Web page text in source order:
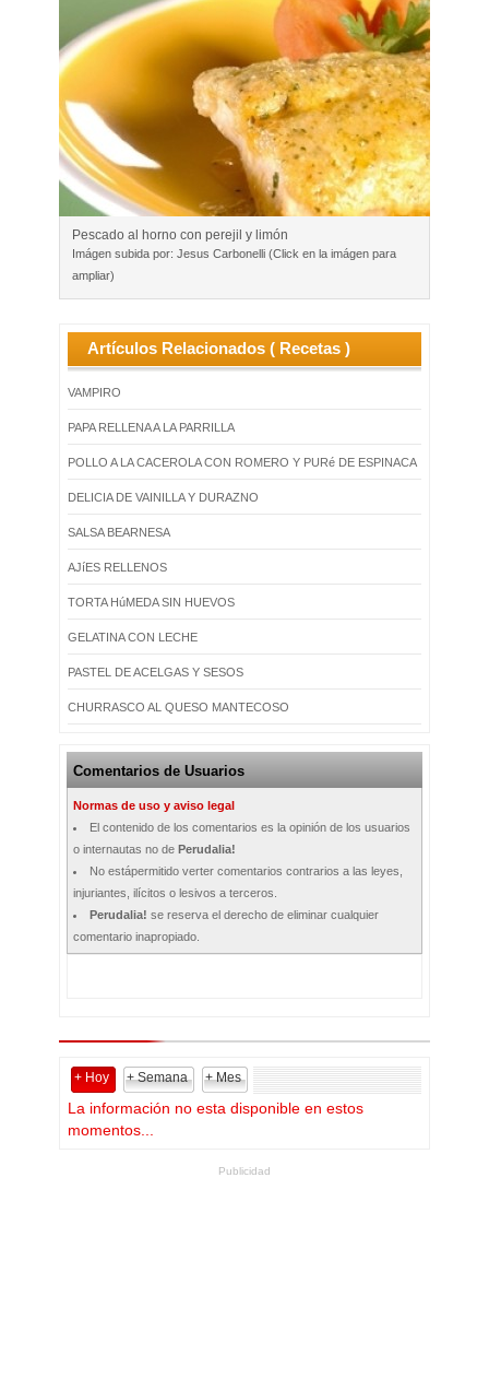
Pescado al horno con perejil y limón
Imágen subida por: Jesus Carbonelli (Click en la imágen para
ampliar)
Artículos Relacionados ( Recetas )
VAMPIRO
PAPA RELLENA A LA PARRILLA
POLLO A LA CACEROLA CON ROMERO Y PURé DE ESPINACA
DELICIA DE VAINILLA Y DURAZNO
SALSA BEARNESA
AJíES RELLENOS
TORTA HúMEDA SIN HUEVOS
GELATINA CON LECHE
PASTEL DE ACELGAS Y SESOS
CHURRASCO AL QUESO MANTECOSO
Comentarios de Usuarios
Normas de uso y aviso legal
El contenido de los comentarios es la opinión de los usuarios
o internautas no dePerudalia!
No estápermitido verter comentarios contrarios a las leyes,
injuriantes, ilícitos o lesivos a terceros.
Perudalia! se reserva el derecho de eliminar cualquier
comentario inapropiado.
+ Hoy + Semana + Mes
La información no esta disponible en estos
momentos...
Publicidad